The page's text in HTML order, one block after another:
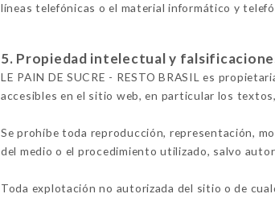
líneas telefónicas o el material informático y
5. Propiedad intelectual y
LE PAIN DE SUCRE - RESTO BRASIL es
accesibles en el sitio web, en particular los
Se prohíbe toda reproducción, representación,
del medio o el procedimiento utilizado, salvo
Toda explotación no autorizada del sitio o de